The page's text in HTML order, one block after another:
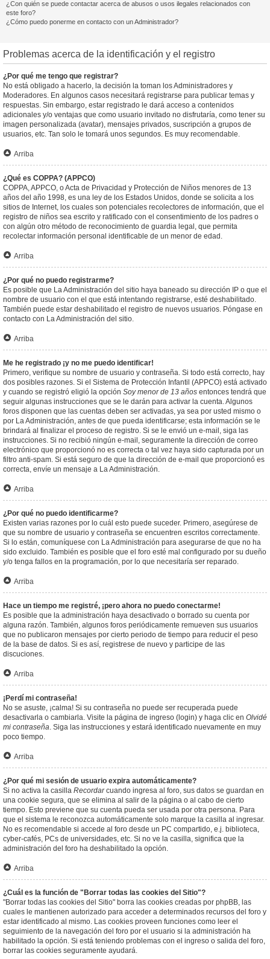
¿Con quién se puede contactar acerca de abusos o usos ilegales relacionados con
este foro?
¿Cómo puedo ponerme en contacto con un Administrador?
Problemas acerca de la identificación y el registro
¿Por qué me tengo que registrar?
No está obligado a hacerlo, la decisión la toman los Administradores y
Moderadores. En algunos casos necesitará registrarse para publicar temas y
respuestas. Sin embargo, estar registrado le dará acceso a contenidos
adicionales y/o ventajas que como usuario invitado no disfrutaría, como tener su
imagen personalizada (avatar), mensajes privados, suscripción a grupos de
usuarios, etc. Tan solo le tomará unos segundos. Es muy recomendable.
Arriba
¿Qué es COPPA? (APPCO)
COPPA, APPCO, o Acta de Privacidad y Protección de Niños menores de 13
años del año 1998, es una ley de los Estados Unidos, donde se solicita a los
sitios de Internet, los cuales son potenciales recolectores de información, que el
registro de niños sea escrito y ratificado con el consentimiento de los padres o
con algún otro método de reconocimiento de guardia legal, que permita
recolectar información personal identificable de un menor de edad.
Arriba
¿Por qué no puedo registrarme?
Es posible que La Administración del sitio haya baneado su dirección IP o que el
nombre de usuario con el que está intentando registrarse, esté deshabilitado.
También puede estar deshabilitado el registro de nuevos usuarios. Póngase en
contacto con La Administración del sitio.
Arriba
Me he registrado ¡y no me puedo identificar!
Primero, verifique su nombre de usuario y contraseña. Si todo está correcto, hay
dos posibles razones. Si el Sistema de Protección Infantil (APPCO) está activado
y cuando se registró eligió la opción Soy menor de 13 años entonces tendrá que
seguir algunas instrucciones que se le darán para activar la cuenta. Algunos
foros disponen que las cuentas deben ser activadas, ya sea por usted mismo o
por La Administración, antes de que pueda identificarse; esta información se le
brindará al finalizar el proceso de registro. Si se le envió un e-mail, siga las
instrucciones. Si no recibió ningún e-mail, seguramente la dirección de correo
electrónico que proporcionó no es correcta o tal vez haya sido capturada por un
filtro anti-spam. Si está seguro de que la dirección de e-mail que proporcionó es
correcta, envíe un mensaje a La Administración.
Arriba
¿Por qué no puedo identificarme?
Existen varias razones por lo cuál esto puede suceder. Primero, asegúrese de
que su nombre de usuario y contraseña se encuentren escritos correctamente.
Si lo están, comuníquese con La Administración para asegurarse de que no ha
sido excluido. También es posible que el foro esté mal configurado por su dueño
y/o tenga fallos en la programación, por lo que necesitaría ser reparado.
Arriba
Hace un tiempo me registré, ¡pero ahora no puedo conectarme!
Es posible que la administración haya desactivado o borrado su cuenta por
alguna razón. También, algunos foros periódicamente remueven sus usuarios
que no publicaron mensajes por cierto periodo de tiempo para reducir el peso
de la base de datos. Si es así, registrese de nuevo y participe de las
discuciones.
Arriba
¡Perdí mi contraseña!
No se asuste, ¡calma! Si su contraseña no puede ser recuperada puede
desactivarla o cambiarla. Visite la página de ingreso (login) y haga clic en Olvidé
mi contraseña. Siga las instrucciones y estará identificado nuevamente en muy
poco tiempo.
Arriba
¿Por qué mi sesión de usuario expira automáticamente?
Si no activa la casilla Recordarcuando ingresa al foro, sus datos se guardan en
una cookie segura, que se elimina al salir de la página o al cabo de cierto
tiempo. Esto previene que su cuenta pueda ser usada por otra persona. Para
que el sistema le reconozca automáticamente solo marque la casilla al ingresar.
No es recomendable si accede al foro desde un PC compartido, e.j. biblioteca,
cyber-cafés, PCs de universidades, etc. Si no ve la casilla, significa que la
administración del foro ha deshabilitado la opción.
Arriba
¿Cuál es la función de "Borrar todas las cookies del Sitio"?
"Borrar todas las cookies del Sitio" borra las cookies creadas por phpBB, las
cuales le mantienen autorizado para acceder a determinados recursos del foro y
estar identificado al mismo. Las cookies proveen funciones como leer el
seguimiento de la navegación del foro por el usuario si la administración ha
habilitado la opción. Si está teniendo problemas con el ingreso o salida del foro,
borrar las cookies seguramente ayudará.